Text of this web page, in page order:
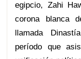
egipcio, Zahi
corona blanca
llamada
período que